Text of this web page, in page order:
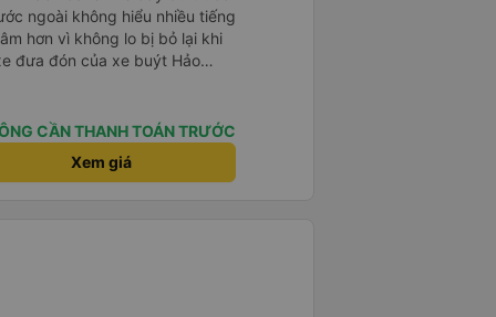
ngoài không hiểu nhiều tiếng
hơn vì không lo bị bỏ lại khi
đưa đón của xe buýt Hảo
từ bến xe đến chỗ ở MIỄN
tìm taxi về khách sạn.
CẦN THANH TOÁN TRƯỚC
Xem giá